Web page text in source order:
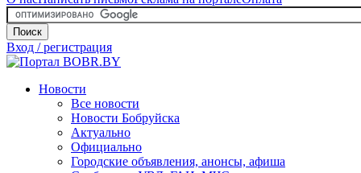
Поиск
Вход / регистрация
Новости
Все новости
Новости Бобруйска
Актуально
Официально
Городские объявления, анонсы, афиша